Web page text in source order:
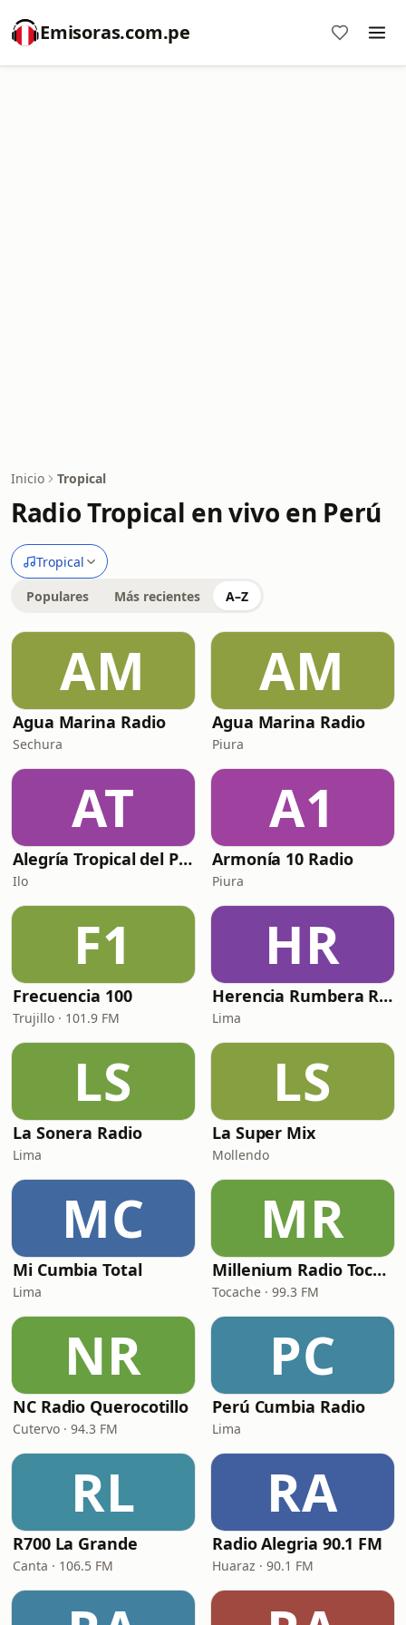
Emisoras.com.pe
Inicio Tropical
Radio Tropical en vivo en Perú
Tropical
Populares Más recientes A–Z
AM
Agua Marina Radio
Sechura
AM
Agua Marina Radio
Piura
AT
Alegría Tropical del Perú
Ilo
A1
Armonía 10 Radio
Piura
F1
Frecuencia 100
Trujillo · 101.9 FM
HR
Herencia Rumbera Radio
Lima
LS
La Sonera Radio
Lima
LS
La Super Mix
Mollendo
MC
Mi Cumbia Total
Lima
MR
Millenium Radio Tocache
Tocache · 99.3 FM
NR
NC Radio Querocotillo
Cutervo · 94.3 FM
PC
Perú Cumbia Radio
Lima
RL
R700 La Grande
Canta · 106.5 FM
RA
Radio Alegria 90.1 FM
Huaraz · 90.1 FM